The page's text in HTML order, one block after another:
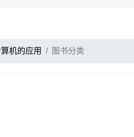
机的应用 图书分类